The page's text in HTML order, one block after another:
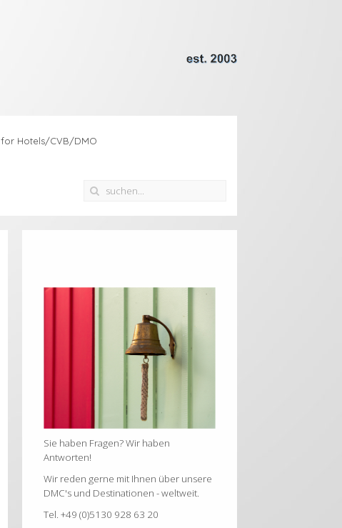
for Hotels/CVB/DMO
Sie haben Fragen? Wir haben
Antworten!
Wir reden gerne mit Ihnen über unsere
DMC's und Destinationen - weltweit.
Tel. +49 (0)5130 928 63 20